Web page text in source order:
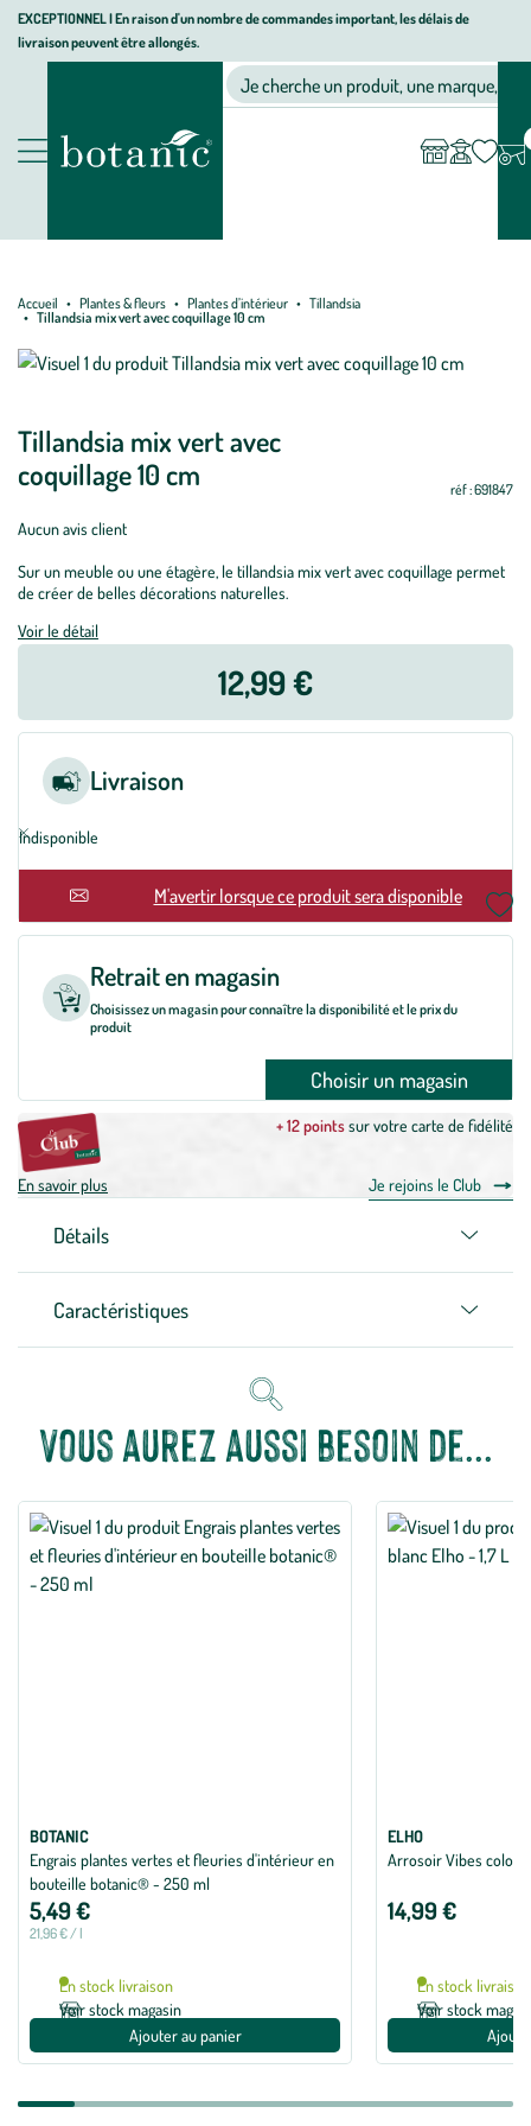
Aller
Aller
au
Aller
au
page
EXCEPTIONNEL I En raison d'un nombre de commandes important, les délais de
livraison peuvent être allongés.
Nos produits
Jardinerie écologique, animalerie, décoration, alimentation bio
Je cherche un produit, une marque, un
compte
Accueil Plantes & fleurs Plantes d’intérieur
Tillandsia
Tillandsia mix vert avec coquillage 10 cm
Tillandsia mix vert avec
coquillage 10 cm
réf : 691847
Aucun avis client
Sur un meuble ou une étagère, le tillandsia mix vert avec coquillage permet
de créer de belles décorations naturelles.
Voir le détail
12,99 €
Livraison
Indisponible
En rupture M'avertir lorsque ce produit sera disponible
Retrait en magasin
Choisissez un magasin pour connaître la disponibilité et le prix du
produit
Choisir un magasin
+ 12 pointssur votre carte de fidélité
En savoir plus Je rejoins le Club
Détails
Caractéristiques
Vous aurez aussi besoin de...
BOTANIC
Engrais plantes vertes et fleuries d'intérieur en
bouteille botanic® - 250 ml
5,49 €
21,96 € / l
En stock livraison
Voir stock magasin
Ajouter au panier
ELHO
Arrosoir Vibes coloris
14,99 €
En stock livraison
Voir stock